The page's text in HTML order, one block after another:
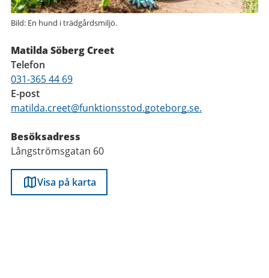
Bild: En hund i trädgårdsmiljö.
Matilda Söberg Creet
Telefon
031-365 44 69
E-post
matilda.creet@funktionsstod.goteborg.se.
Besöksadress
Långströmsgatan 60
Visa på karta